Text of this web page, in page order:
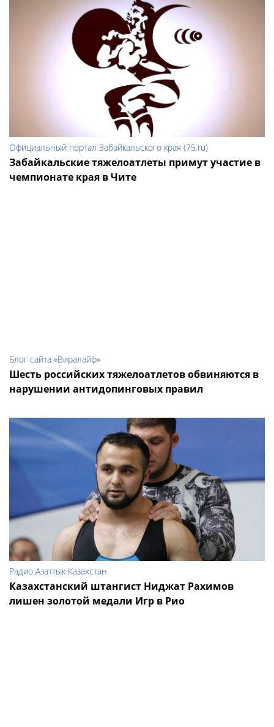
Официальный портал Забайкальского края (75.ru)
Забайкальские тяжелоатлеты примут участие в
чемпионате края в Чите
Блог сайта «Виралайф»
Шесть российских тяжелоатлетов обвиняются в
нарушении антидопинговых правил
Радио Азаттык Казахстан
Казахстанский штангист Ниджат Рахимов
лишен золотой медали Игр в Рио